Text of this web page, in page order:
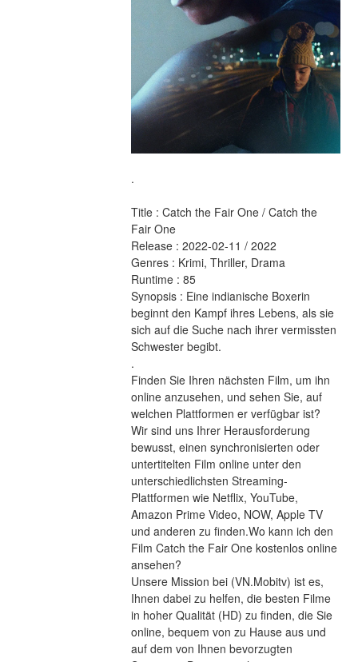
.
Title : Catch the Fair One / Catch the
Fair One
Release : 2022-02-11 / 2022
Genres : Krimi, Thriller, Drama
Runtime : 85
Synopsis : Eine indianische Boxerin
beginnt den Kampf ihres Lebens, als sie
sich auf die Suche nach ihrer vermissten
Schwester begibt.
.
Finden Sie Ihren nächsten Film, um ihn
online anzusehen, und sehen Sie, auf
welchen Plattformen er verfügbar ist?
Wir sind uns Ihrer Herausforderung
bewusst, einen synchronisierten oder
untertitelten Film online unter den
unterschiedlichsten Streaming-
Plattformen wie Netflix, YouTube,
Amazon Prime Video, NOW, Apple TV
und anderen zu finden.Wo kann ich den
Film Catch the Fair One kostenlos online
ansehen?
Unsere Mission bei (VN.Mobitv) ist es,
Ihnen dabei zu helfen, die besten Filme
in hoher Qualität (HD) zu finden, die Sie
online, bequem von zu Hause aus und
auf dem von Ihnen bevorzugten